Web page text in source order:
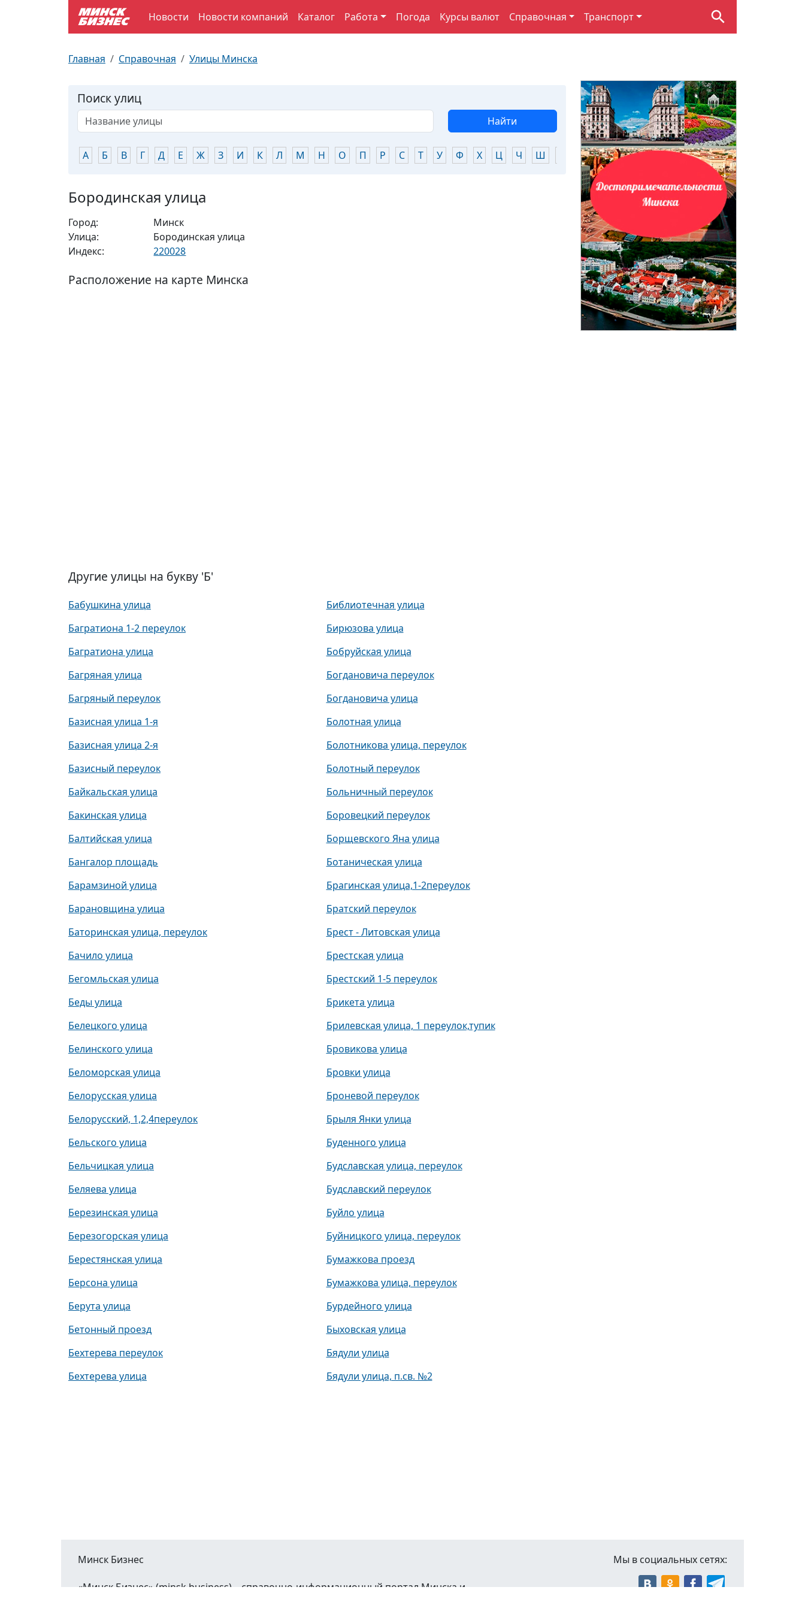
Новости Новости компаний Каталог Работа Погода Курсы валют Справочная Транспорт
Главная Справочная Улицы Минска
Поиск улиц
Найти
А Б В Г Д Е Ж З И К Л М Н О П Р С Т У Ф Х Ц Ч Ш Ю Я
Бородинская улица
Город:
Минск
Улица:
Бородинская улица
Индекс:
220028
Расположение на карте Минска
Другие улицы на букву 'Б'
Бабушкина улица
Багратиона 1-2 переулок
Багратиона улица
Багряная улица
Багряный переулок
Базисная улица 1-я
Базисная улица 2-я
Базисный переулок
Байкальская улица
Бакинская улица
Балтийская улица
Бангалор площадь
Барамзиной улица
Барановщина улица
Баторинская улица, переулок
Бачило улица
Бегомльская улица
Беды улица
Белецкого улица
Белинского улица
Беломорская улица
Белорусская улица
Белорусский, 1,2,4переулок
Бельского улица
Бельчицкая улица
Беляева улица
Березинская улица
Березогорская улица
Берестянская улица
Берсона улица
Берута улица
Бетонный проезд
Бехтерева переулок
Бехтерева улица
Библиотечная улица
Бирюзова улица
Бобруйская улица
Богдановича переулок
Богдановича улица
Болотная улица
Болотникова улица, переулок
Болотный переулок
Больничный переулок
Боровецкий переулок
Борщевского Яна улица
Ботаническая улица
Брагинская улица,1-2переулок
Братский переулок
Брест - Литовская улица
Брестская улица
Брестский 1-5 переулок
Брикета улица
Брилевская улица, 1 переулок,тупик
Бровикова улица
Бровки улица
Броневой переулок
Брыля Янки улица
Буденного улица
Будславская улица, переулок
Будславский переулок
Буйло улица
Буйницкого улица, переулок
Бумажкова проезд
Бумажкова улица, переулок
Бурдейного улица
Быховская улица
Бядули улица
Бядули улица, п.св. №2
Минск Бизнес
«Минск Бизнес» (minsk.business) – справочно-информационный портал Минска и
Мы в социальных сетях:
Почтовые индексы
Документы для ЗАГСа